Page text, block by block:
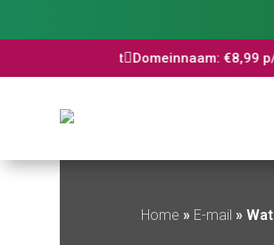
Domeinnaam: €8,99 p/jaar 100%
Home » E-mail »